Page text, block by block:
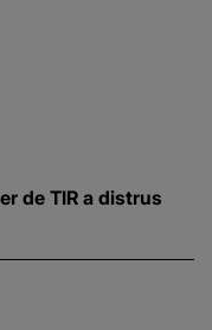
de TIR a distrus